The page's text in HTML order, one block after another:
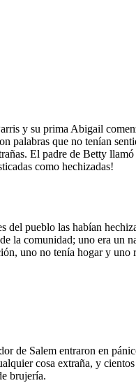
y su prima Abigail
palabras que no tenían
El padre de Betty llamó
como hechizadas!
del pueblo las habían
la comunidad; uno era un
uno no tenía hogar y uno
de Salem entraron en
cosa extraña, y
brujería.